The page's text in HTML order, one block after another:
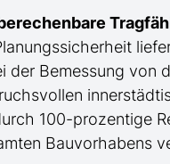
der Bemessung von
100-prozentige
Bauvorhabens